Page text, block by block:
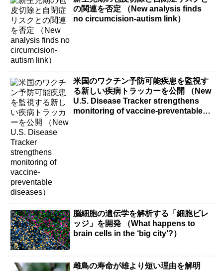
の関連を否定 （New analysis finds
no circumcision-autism link）
米国のワクチン予防可能疾患を監視す
る新しい疾病トラッカーを公開 （New
U.S. Disease Tracker strengthens
monitoring of vaccine-preventable
脳細胞の遺伝学を解析する「細胞ビレ
ッジ」を開発 （What happens to
brain cells in the ‘big city’?）
雌鳥の寿命が雄より短い理由を解明